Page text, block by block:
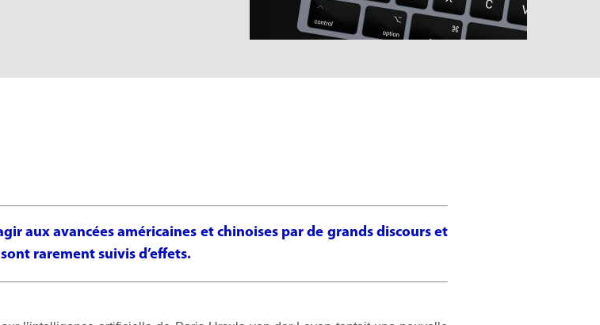
aux avancées américaines et chinoises par de grands discours et
rarement suivis d’effets.